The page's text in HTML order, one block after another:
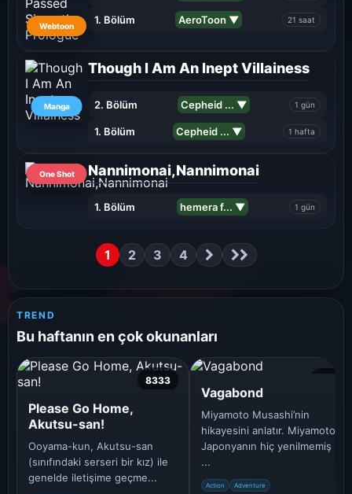
Webtoon 1. Bölüm AeroToon ▼ 21 saat
Manga
Though I Am An Inept Villainess
2. Bölüm Cepheid ... ▼ 1 gün
1. Bölüm Cepheid ... ▼ 1 hafta
One Shot Nannimonai,Nannimonai
1. Bölüm hemera f... ▼ 1 gün
1 2 3 4
TREND
Bu haftanın en çok okunanları
8333
Please Go Home,
Akutsu-san!
Ooyama-kun, Akutsu-san
(sınıfındaki serseri bir kız) ile
genelde iletişime geçme...
Vagabond
Miyamoto Musashi’nin
hikayesini anlatır. Miyamoto
Japonyanın hiç yenilmemiş bir
...
Action Adventure